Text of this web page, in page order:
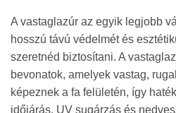
A vastaglazúr az egyik legjobb
hosszú távú védelmét és
szeretnéd biztosítani. A
bevonatok, amelyek vastag,
képeznek a fa felületén, így
időjárás, UV sugárzás és